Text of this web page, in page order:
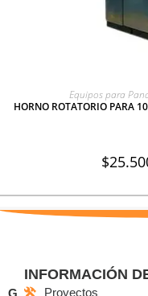
Equipos para
HORNO ROTATORIO PARA
$
G
INFORMACIÓN
Proyectos